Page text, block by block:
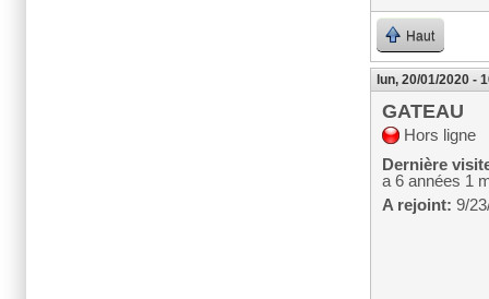
Haut
lun, 20/01/2020 -
GATEAU
Hors ligne
Dernière
a 6 années 1
A rejoint: 9/